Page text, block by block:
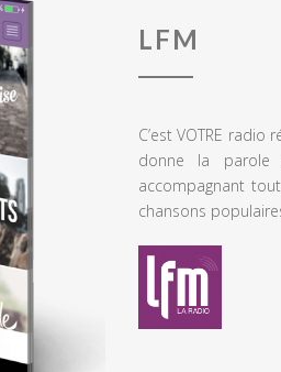
LFM
C’est VOTRE
donne la parole
accompagnant
chansons